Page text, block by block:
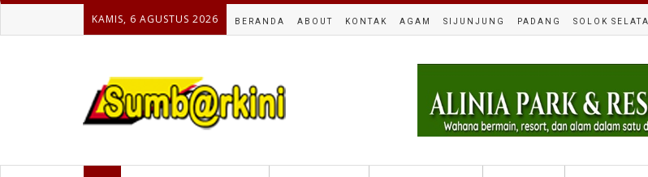
KAMIS, 6 AGUSTUS 2026 BERANDA ABOUT KONTAK AGAM SIJUNJUNG PADANG SOLOK